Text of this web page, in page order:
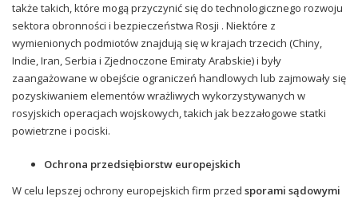
także takich, które mogą przyczynić się do technologicznego rozwoju
sektora obronności i bezpieczeństwa Rosji . Niektóre z
wymienionych podmiotów znajdują się w krajach trzecich (Chiny,
Indie, Iran, Serbia i Zjednoczone Emiraty Arabskie) i były
zaangażowane w obejście ograniczeń handlowych lub zajmowały się
pozyskiwaniem elementów wrażliwych wykorzystywanych w
rosyjskich operacjach wojskowych, takich jak bezzałogowe statki
powietrzne i pociski.
Ochrona przedsiębiorstw europejskich
W celu lepszej ochrony europejskich firm przed sporami sądowymi